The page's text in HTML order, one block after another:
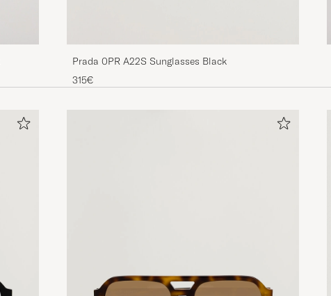
Prada 0PR A22S Sunglasses Black
315€